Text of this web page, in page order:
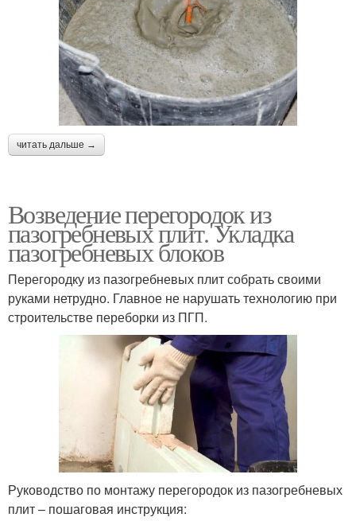
читать дальше →
Возведение перегородок из
пазогребневых плит. Укладка
пазогребневых блоков
Перегородку из пазогребневых плит собрать своими
руками нетрудно. Главное не нарушать технологию при
строительстве переборки из ПГП.
Руководство по монтажу перегородок из пазогребневых
плит – пошаговая инструкция: